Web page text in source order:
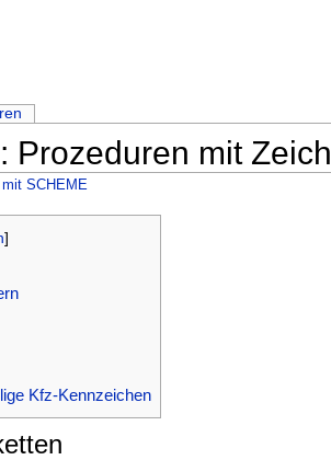
Prozeduren mit
SCHEME
]
Kfz-Kennzeichen